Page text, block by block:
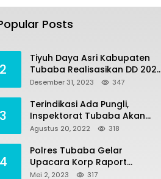
Posts
tahun 2022 Untuk sejumlah
Juli 4, 2022
2
Tiyuh Daya Asri Kabupaten
Tubaba Realisasikan DD
Untuk Sejumlah Program
Desember 31, 2023 347
3
Terindikasi Ada Pungli,
Inspektorat Tubaba Akan
Panggil Kepala SDN 7
Agustus 20, 2022 318
4
Polres Tubaba Gelar
Upacara Korp Raport
Kenaikan Pangkat
Mei 2, 2023 317